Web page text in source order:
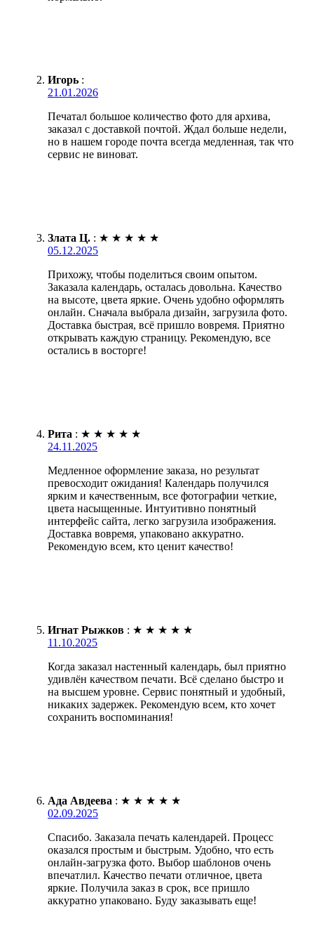
Игорь :
21.01.2026
Печатал большое количество фото для архива,
заказал с доставкой почтой. Ждал больше недели,
но в нашем городе почта всегда медленная, так что
сервис не виноват.
Злата Ц. : ★ ★ ★ ★ ★
05.12.2025
Прихожу, чтобы поделиться своим опытом.
Заказала календарь, осталась довольна. Качество
на высоте, цвета яркие. Очень удобно оформлять
онлайн. Сначала выбрала дизайн, загрузила фото.
Доставка быстрая, всё пришло вовремя. Приятно
открывать каждую страницу. Рекомендую, все
остались в восторге!
Рита : ★ ★ ★ ★ ★
24.11.2025
Медленное оформление заказа, но результат
превосходит ожидания! Календарь получился
ярким и качественным, все фотографии четкие,
цвета насыщенные. Интуитивно понятный
интерфейс сайта, легко загрузила изображения.
Доставка вовремя, упаковано аккуратно.
Рекомендую всем, кто ценит качество!
Игнат Рыжков : ★ ★ ★ ★ ★
11.10.2025
Когда заказал настенный календарь, был приятно
удивлён качеством печати. Всё сделано быстро и
на высшем уровне. Сервис понятный и удобный,
никаких задержек. Рекомендую всем, кто хочет
сохранить воспоминания!
Ада Авдеева : ★ ★ ★ ★ ★
02.09.2025
Спасибо. Заказала печать календарей. Процесс
оказался простым и быстрым. Удобно, что есть
онлайн-загрузка фото. Выбор шаблонов очень
впечатлил. Качество печати отличное, цвета
яркие. Получила заказ в срок, все пришло
аккуратно упаковано. Буду заказывать еще!